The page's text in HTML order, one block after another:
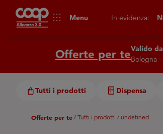
apps Menu In evidenza:
Offerte per teValido
Bologna
Tutti i prodotti Dispensa
Offerte per te / Tutti i prodotti / undefined